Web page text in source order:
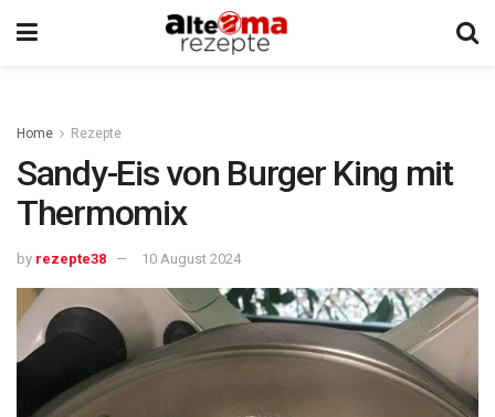
Home Rezepte
Sandy-Eis von Burger King mit
Thermomix
by rezepte38 10 August 2024